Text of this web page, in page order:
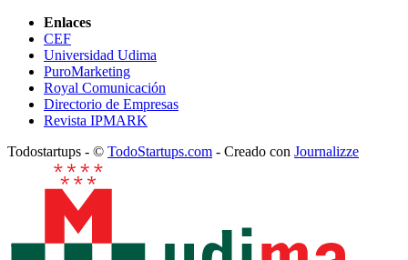
Enlaces
CEF
Universidad Udima
PuroMarketing
Royal Comunicación
Directorio de Empresas
Revista IPMARK
Todostartups - © TodoStartups.com - Creado con Journalizze